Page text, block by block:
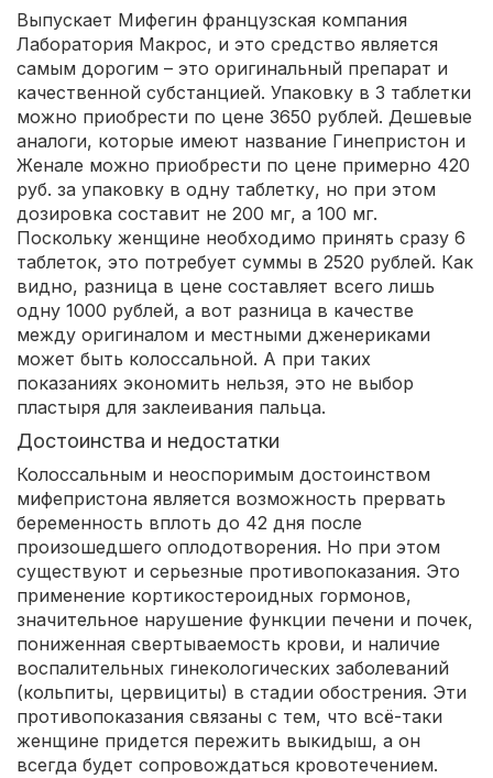
Выпускает Мифегин французская компания
Лаборатория Макрос, и это средство является
самым дорогим – это оригинальный препарат и
качественной субстанцией. Упаковку в 3 таблетки
можно приобрести по цене 3650 рублей. Дешевые
аналоги, которые имеют название Гинепристон и
Женале можно приобрести по цене примерно 420
руб. за упаковку в одну таблетку, но при этом
дозировка составит не 200 мг, а 100 мг.
Поскольку женщине необходимо принять сразу 6
таблеток, это потребует суммы в 2520 рублей. Как
видно, разница в цене составляет всего лишь
одну 1000 рублей, а вот разница в качестве
между оригиналом и местными дженериками
может быть колоссальной. А при таких
показаниях экономить нельзя, это не выбор
пластыря для заклеивания пальца.
Достоинства и недостатки
Колоссальным и неоспоримым достоинством
мифепристона является возможность прервать
беременность вплоть до 42 дня после
произошедшего оплодотворения. Но при этом
существуют и серьезные противопоказания. Это
применение кортикостероидных гормонов,
значительное нарушение функции печени и почек,
пониженная свертываемость крови, и наличие
воспалительных гинекологических заболеваний
(кольпиты, цервициты) в стадии обострения. Эти
противопоказания связаны с тем, что всё-таки
женщине придется пережить выкидыш, а он
всегда будет сопровождаться кровотечением.